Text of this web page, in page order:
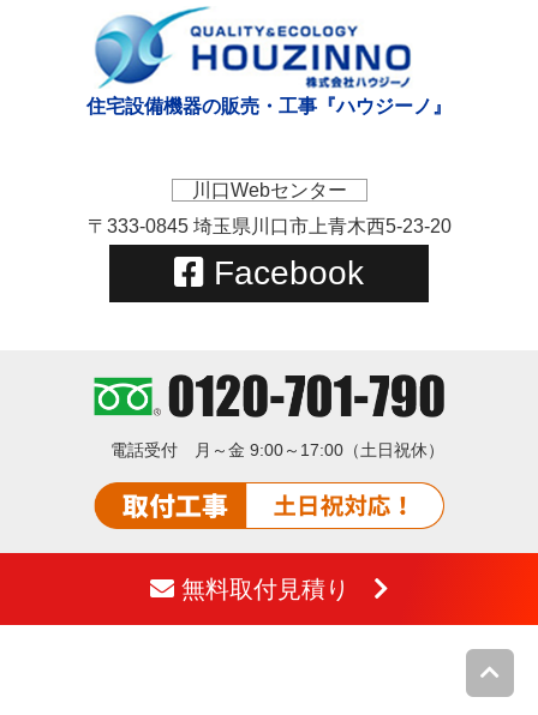
住宅設備機器の販売・工事『ハウジーノ』
川口Webセンター
〒333-0845 埼玉県川口市上青木西5-23-20
Facebook
電話受付 月～金 9:00～17:00（土日祝休）
無料取付見積り